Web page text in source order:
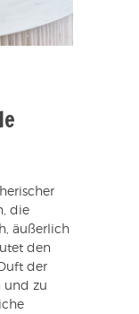
die
äußerlich
den
der
und zu